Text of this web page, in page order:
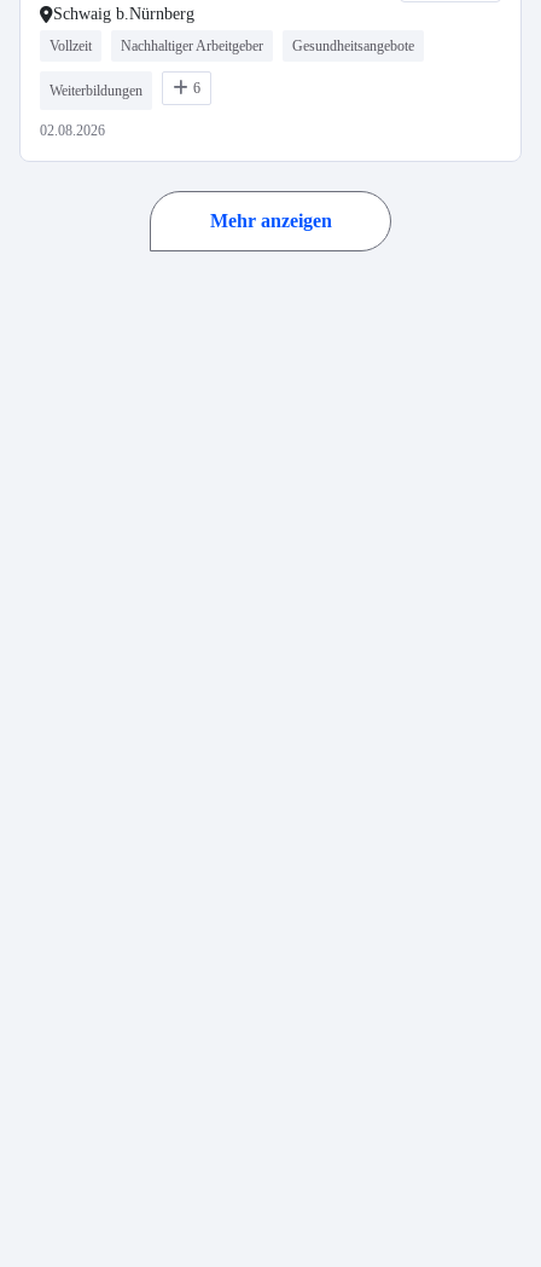
Schwaig b.Nürnberg
Vollzeit Nachhaltiger Arbeitgeber Gesundheitsangebote
Weiterbildungen 6
02.08.2026
Mehr anzeigen